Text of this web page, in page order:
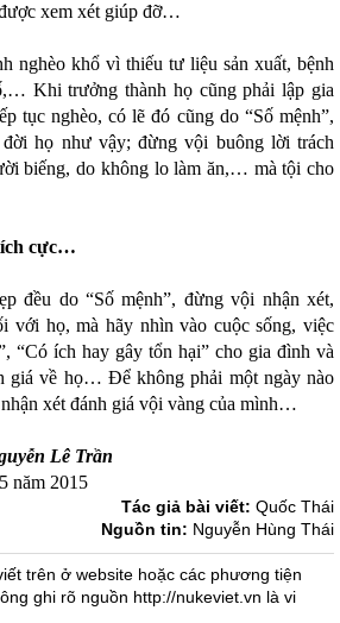
xem xét giúp đỡ…
nghèo khổ vì thiếu tư liệu sản xuất, bệnh
Khi trưởng thành họ cũng phải lập gia
tục nghèo, có lẽ đó cũng do “Số mệnh”,
họ như vậy; đừng vội buông lời trách
biếng, do không lo làm ăn,… mà tội cho
cực…
đều do “Số mệnh”, đừng vội nhận xét,
với họ, mà hãy nhìn vào cuộc sống, việc
“Có ích hay gây tổn hại” cho gia đình và
giá về họ… Để không phải một ngày nào
xét đánh giá vội vàng của mình…
Lê Trần
5 năm 2015
Tác giả bài viết: Quốc Thái
Nguồn tin: Nguyễn Hùng Thái
trên ở website hoặc các phương tiện
ghi rõ nguồn http://nukeviet.vn là vi